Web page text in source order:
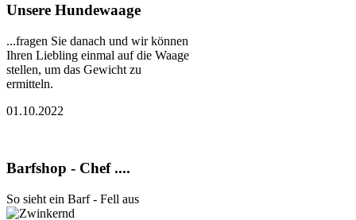
Unsere Hundewaage
...fragen Sie danach und wir können
Ihren Liebling einmal auf die Waage
stellen, um das Gewicht zu
ermitteln.
01.10.2022
Barfshop - Chef ....
So sieht ein Barf - Fell aus